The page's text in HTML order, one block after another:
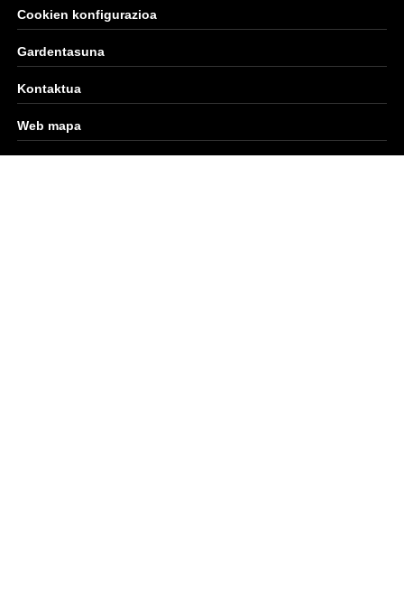
Cookien konfigurazioa
Gardentasuna
Kontaktua
Web mapa